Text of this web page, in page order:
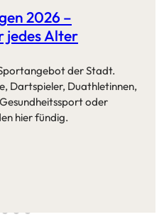
2026 –
jedes Alter
der Stadt.
Dartspieler, Duathletinnen,
oder
hier fündig.